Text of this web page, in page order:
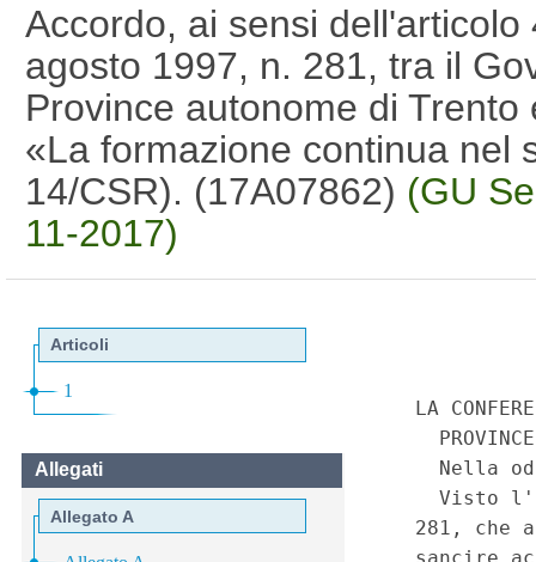
Accordo, ai sensi
agosto 1997, n. 281, tra il
Province autonome di
«La formazione continua nel
14/CSR). (17A07862) (GU
11-2017)